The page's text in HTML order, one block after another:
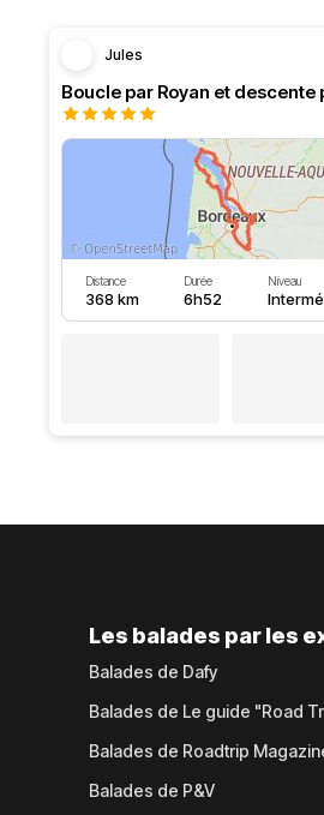
Jules
Distance
368 km
Durée
6h52
Niveau
Les balades par les
Balades de Dafy
Balades de Le guide "Road
Balades de Roadtrip
Balades de P&V